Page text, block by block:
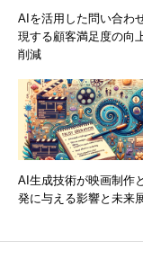
AIを活用した問い合わ
現する顧客満足度の向
削減
AI生成技術が映画制作
発に与える影響と未来